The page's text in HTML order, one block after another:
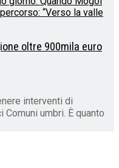
oltre 900mila euro
interventi di
umbri. È quanto